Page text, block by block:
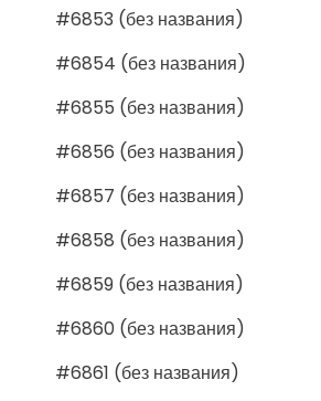
#6853 (без названия)
#6854 (без названия)
#6855 (без названия)
#6856 (без названия)
#6857 (без названия)
#6858 (без названия)
#6859 (без названия)
#6860 (без названия)
#6861 (без названия)